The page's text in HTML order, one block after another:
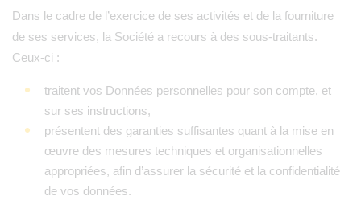
Dans le cadre de l’exercice de ses activités et de la fourniture
de ses services, la Société a recours à des sous-traitants.
Ceux-ci :
traitent vos Données personnelles pour son compte, et
sur ses instructions,
présentent des garanties suffisantes quant à la mise en
œuvre des mesures techniques et organisationnelles
appropriées, afin d’assurer la sécurité et la confidentialité
de vos données.